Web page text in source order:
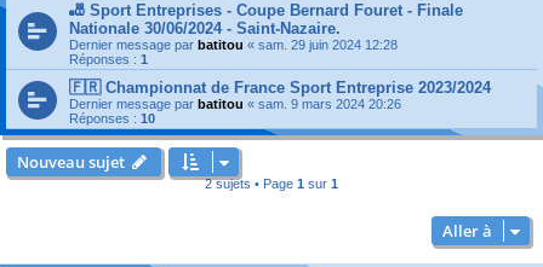
🎳 Sport Entreprises - Coupe Bernard Fouret - Finale
Nationale 30/06/2024 - Saint-Nazaire.
Dernier message par batitou « sam. 29 juin 2024 12:28
Réponses : 1
🇫🇷 Championnat de France Sport Entreprise 2023/2024
Dernier message par batitou « sam. 9 mars 2024 20:26
Réponses : 10
Nouveau sujet
2 sujets • Page 1 sur 1
Aller à